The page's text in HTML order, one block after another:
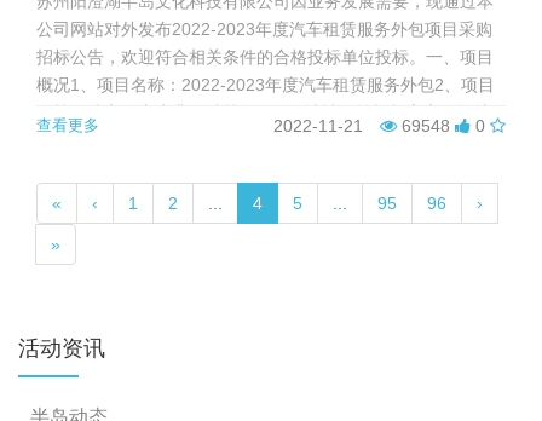
公司网站对外发布2022-2023年度汽车租赁服务外包项目采购
招标公告，欢迎符合相关条件的合格投标单位投标。一、项目
概况1、项目名称：2022-2023年度汽车租赁服务外包2、项目
查看更多 2022-11-21 69548 0
« ‹ 1 2 4 5 95 96 ›
»
活动资讯
半岛动态